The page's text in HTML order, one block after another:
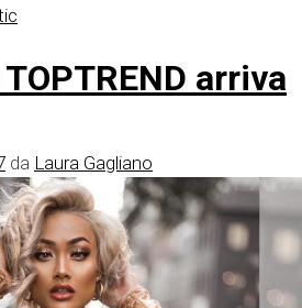
arriva
da Laura Gagliano